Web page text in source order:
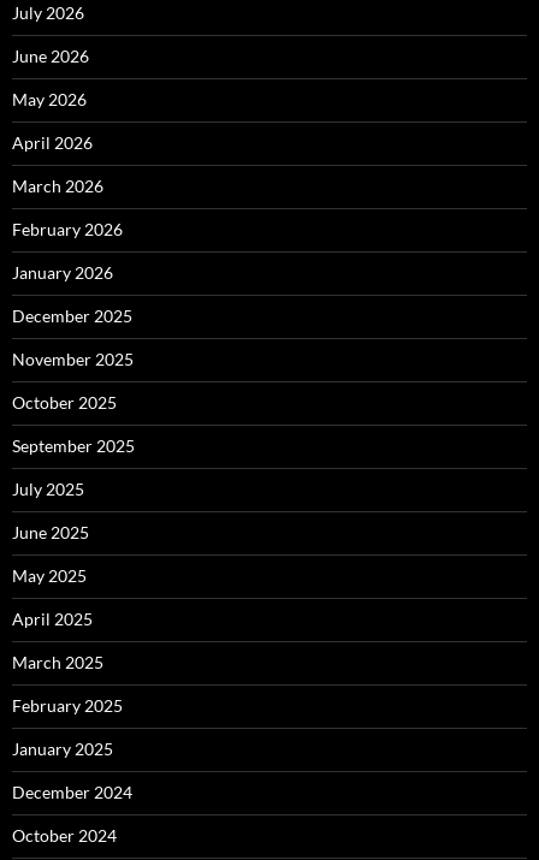
July 2026
June 2026
May 2026
April 2026
March 2026
February 2026
January 2026
December 2025
November 2025
October 2025
September 2025
July 2025
June 2025
May 2025
April 2025
March 2025
February 2025
January 2025
December 2024
October 2024